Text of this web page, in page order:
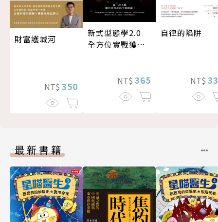
財富護城河
NT$ 350
新式型態學2.0
全方位實戰獲利
NT$ 365
自律的陷阱
NT$
最新書籍